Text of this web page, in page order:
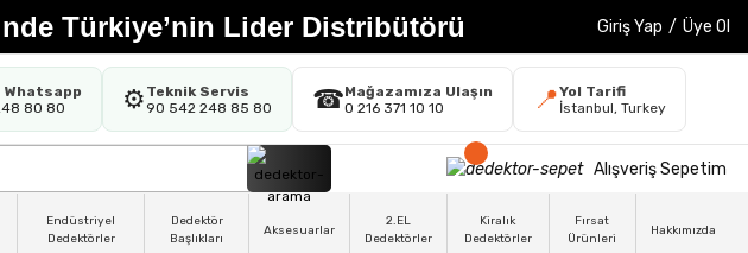
Türkiye’nin Lider Distribütörü Giriş Yap / Üye Ol
Whatsapp
80 80
⚙️ Teknik Servis
90 542 248 85 80
☎Mağazamıza Ulaşın
0 216 371 10 10
📍Yol Tarifi
İstanbul, Turkey
Alışveriş Sepetim
Endüstriyel
Dedektörler
Dedektör
Başlıkları
Aksesuarlar
2.EL
Dedektörler
Kiralık
Dedektörler
Fırsat
Ürünleri
Hakkımızda